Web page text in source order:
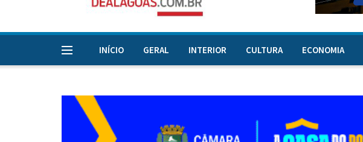
INÍCIO GERAL INTERIOR CULTURA ECONOMIA